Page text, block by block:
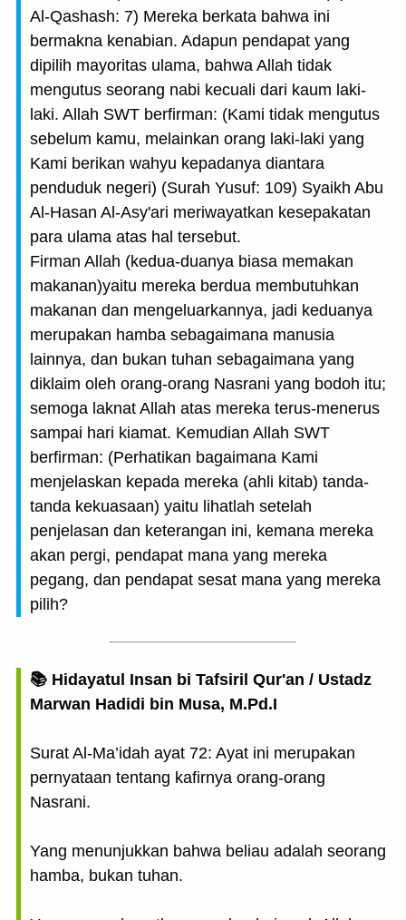
Al-Qashash: 7) Mereka berkata bahwa ini
bermakna kenabian. Adapun pendapat yang
dipilih mayoritas ulama, bahwa Allah tidak
mengutus seorang nabi kecuali dari kaum laki-
laki. Allah SWT berfirman: (Kami tidak mengutus
sebelum kamu, melainkan orang laki-laki yang
Kami berikan wahyu kepadanya diantara
penduduk negeri) (Surah Yusuf: 109) Syaikh Abu
Al-Hasan Al-Asy'ari meriwayatkan kesepakatan
para ulama atas hal tersebut.
Firman Allah (kedua-duanya biasa memakan
makanan)yaitu mereka berdua membutuhkan
makanan dan mengeluarkannya, jadi keduanya
merupakan hamba sebagaimana manusia
lainnya, dan bukan tuhan sebagaimana yang
diklaim oleh orang-orang Nasrani yang bodoh itu;
semoga laknat Allah atas mereka terus-menerus
sampai hari kiamat. Kemudian Allah SWT
berfirman: (Perhatikan bagaimana Kami
menjelaskan kepada mereka (ahli kitab) tanda-
tanda kekuasaan) yaitu lihatlah setelah
penjelasan dan keterangan ini, kemana mereka
akan pergi, pendapat mana yang mereka
pegang, dan pendapat sesat mana yang mereka
pilih?
📚 Hidayatul Insan bi Tafsiril Qur'an / Ustadz
Marwan Hadidi bin Musa, M.Pd.I
Surat Al-Ma’idah ayat 72: Ayat ini merupakan
pernyataan tentang kafirnya orang-orang
Nasrani.
Yang menunjukkan bahwa beliau adalah seorang
hamba, bukan tuhan.